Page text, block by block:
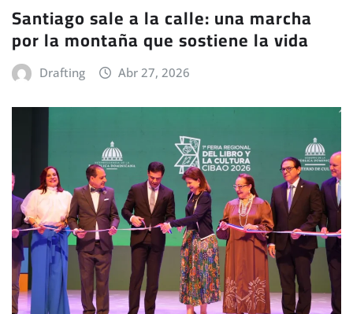
Santiago sale a la calle: una marcha
por la montaña que sostiene la vida
Drafting Abr 27, 2026